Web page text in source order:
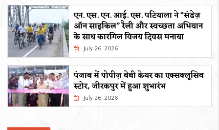
एन. एस. एन. आई. एस. पटियाला ने “संडेज़
ऑन साइकिल” रैली और स्वच्छता अभियान
के साथ कारगिल विजय दिवस मनाया
July 26, 2026
पंजाब में पोपीज़ बेबी केयर का एक्सक्लूसिव
स्टोर, जीरकपुर में हुआ शुभारंभ
July 26, 2026